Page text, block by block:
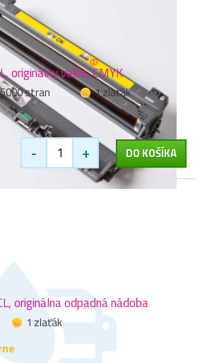
originálny valec, CMYK
stran
1 zlaťák
- + DO KOŠÍKA
originálna odpadná nádoba
1 zlaťák